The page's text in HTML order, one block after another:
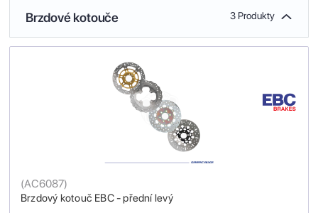
Brzdové kotouče 3 Produkty
Brzdový kotouč EBC - přední levý
(AC6087)